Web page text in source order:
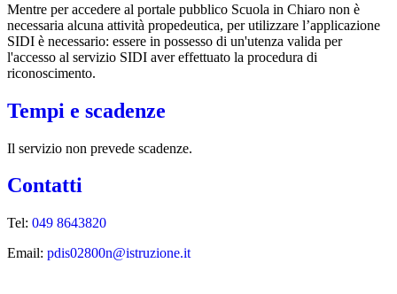
Mentre per accedere al portale pubblico Scuola in Chiaro non è
necessaria alcuna attività propedeutica, per utilizzare l’applicazione
SIDI è necessario: essere in possesso di un'utenza valida per
l'accesso al servizio SIDI aver effettuato la procedura di
riconoscimento.
Tempi e scadenze
Il servizio non prevede scadenze.
Contatti
Tel: 049 8643820
Email: pdis02800n@istruzione.it